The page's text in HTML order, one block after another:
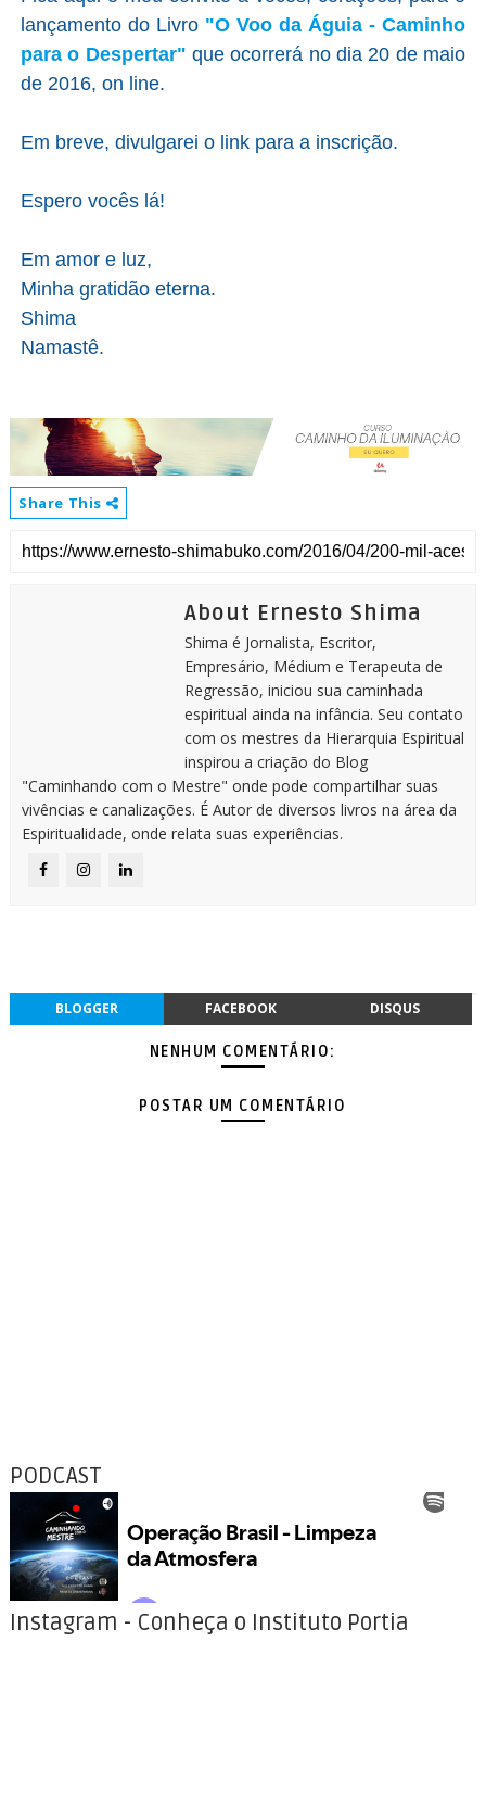
lançamento do Livro "O Voo da Águia - Caminho
para o Despertar" que ocorrerá no dia 20 de maio
de 2016, on line.
Em breve, divulgarei o link para a inscrição.
Espero vocês lá!
Em amor e luz,
Minha gratidão eterna.
Shima
Namastê.
Share This
About Ernesto Shima
Shima é Jornalista, Escritor,
Empresário, Médium e Terapeuta de
Regressão, iniciou sua caminhada
espiritual ainda na infância. Seu contato
com os mestres da Hierarquia Espiritual
inspirou a criação do Blog
"Caminhando com o Mestre" onde pode compartilhar suas
vivências e canalizações. É Autor de diversos livros na área da
Espiritualidade, onde relata suas experiências.
BLOGGER FACEBOOK DISQUS
NENHUM COMENTÁRIO:
POSTAR UM COMENTÁRIO
PODCAST
Instagram - Conheça o Instituto Portia